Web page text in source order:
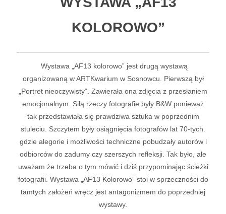
KOLOROWO”
Wystawa „AF13 kolorowo” jest drugą wystawą
organizowaną w ARTKwarium w Sosnowcu. Pierwszą był
„Portret nieoczywisty”. Zawierała ona zdjęcia z przesłaniem
emocjonalnym. Siłą rzeczy fotografie były B&W ponieważ
tak przedstawiała się prawdziwa sztuka w poprzednim
stuleciu. Szczytem były osiągnięcia fotografów lat 70-tych.
gdzie alegorie i możliwości techniczne pobudzały autorów i
odbiorców do zadumy czy szerszych refleksji. Tak było, ale
uważam że trzeba o tym mówić i dziś przypominając ścieżki
fotografii. Wystawa „AF13 Kolorowo” stoi w sprzeczności do
tamtych założeń wręcz jest antagonizmem do poprzedniej
wystawy.